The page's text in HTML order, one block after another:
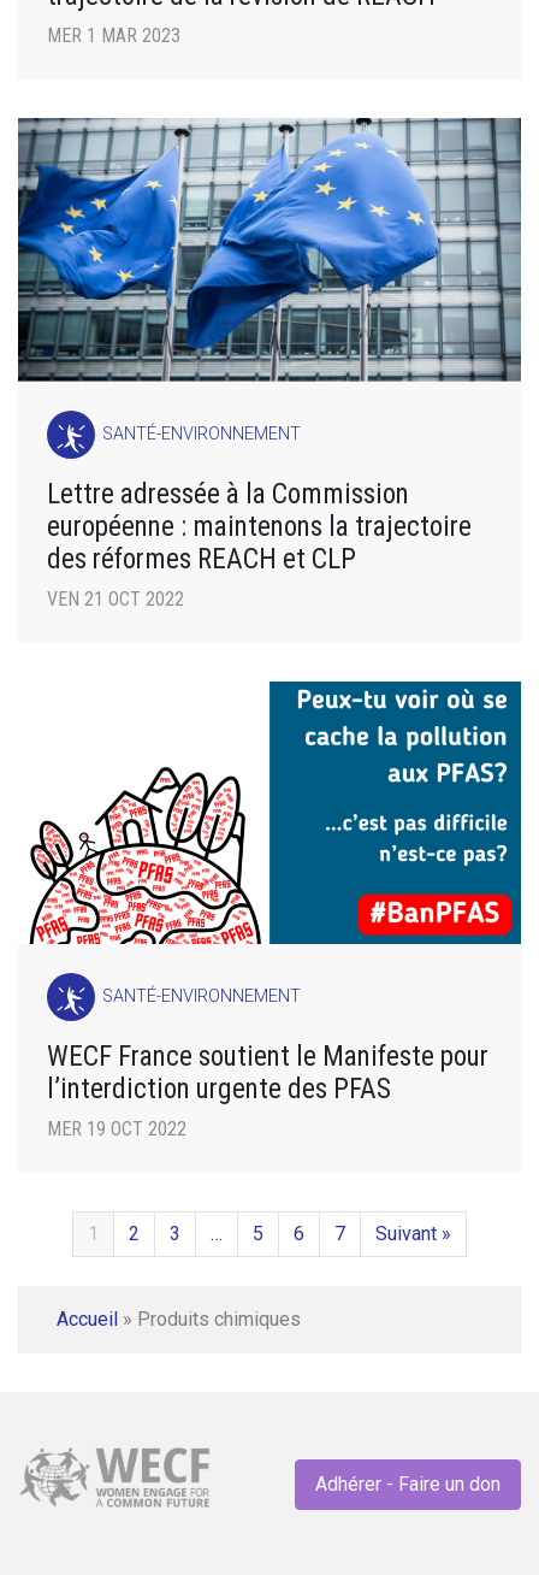
MER 1 MAR 2023
SANTÉ-ENVIRONNEMENT
Lettre adressée à la Commission
européenne : maintenons la trajectoire
des réformes REACH et CLP
VEN 21 OCT 2022
SANTÉ-ENVIRONNEMENT
WECF France soutient le Manifeste pour
l’interdiction urgente des PFAS
MER 19 OCT 2022
1 2 3 … 5 6 7 Suivant »
Accueil » Produits chimiques
Adhérer - Faire un don